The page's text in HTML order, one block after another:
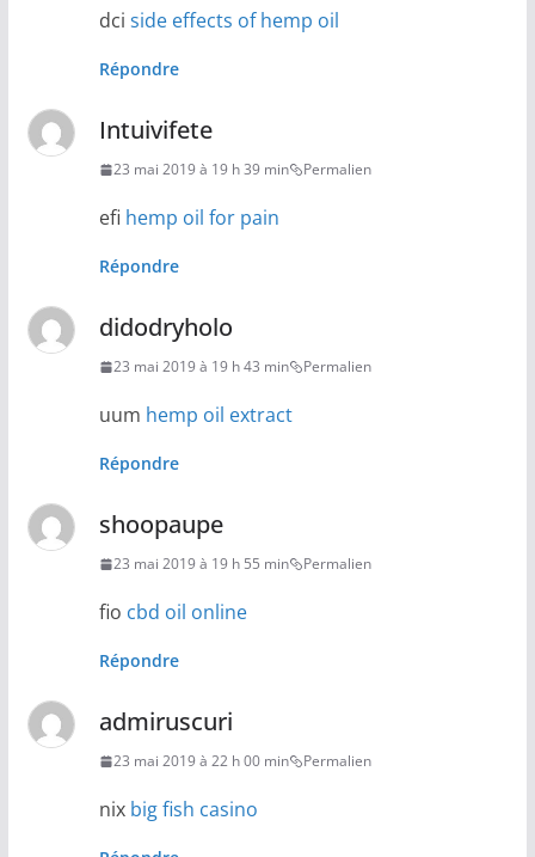
dci side effects of hemp oil
Répondre
Intuivifete
23 mai 2019 à 19 h 39 min Permalien
efi hemp oil for pain
Répondre
didodryholo
23 mai 2019 à 19 h 43 min Permalien
uum hemp oil extract
Répondre
shoopaupe
23 mai 2019 à 19 h 55 min Permalien
fio cbd oil online
Répondre
admiruscuri
23 mai 2019 à 22 h 00 min Permalien
nix big fish casino